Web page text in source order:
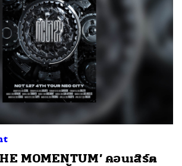
MOMENTUM’ คอนเสิร์ต